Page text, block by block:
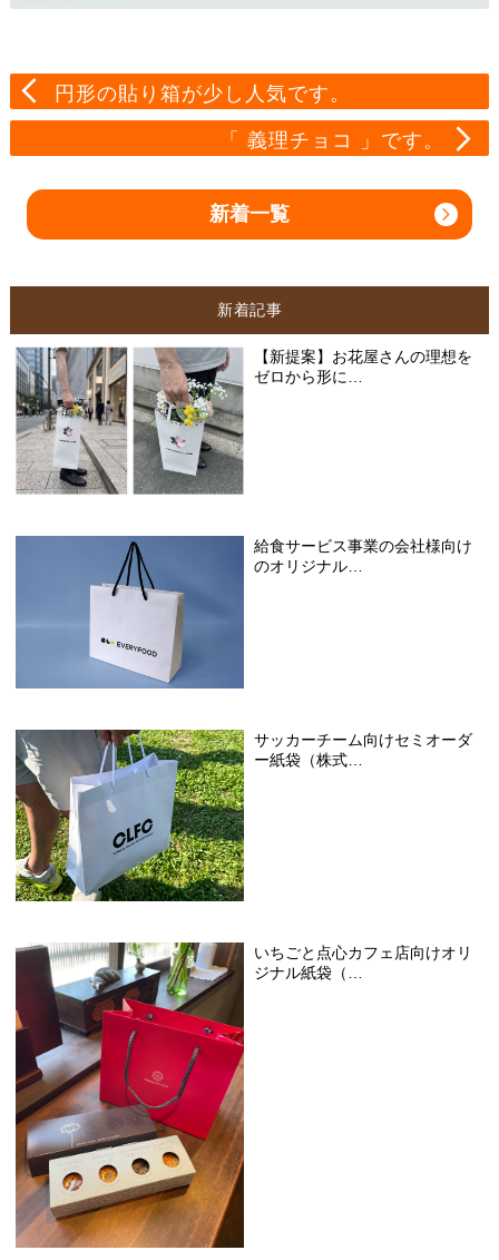
円形の貼り箱が少し人気です。
「 義理チョコ 」です。
新着一覧
新着記事
【新提案】お花屋さんの理想を
ゼロから形に…
給食サービス事業の会社様向け
のオリジナル…
サッカーチーム向けセミオーダ
ー紙袋（株式…
いちごと点心カフェ店向けオリ
ジナル紙袋（…